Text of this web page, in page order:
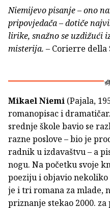
Niemijevo pisanje – ono
pripovjedača – dotiče
lirike, snažno se uzdižući
misterija. – Corierre della
Mikael Niemi (Pajala,
romanopisac i
srednje škole bavio se
razne poslove – bio je
radnik u izdavaštvu – a
nogu. Na početku svoje
poeziju i objavio
je i tri romana za mlade,
priznanje stekao 2000.